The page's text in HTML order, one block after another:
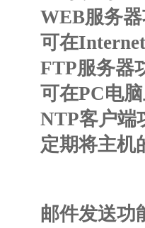
WEB服务
可在
FTP服务器
可在PC电
NTP客户端
定期将主机
邮件发送功